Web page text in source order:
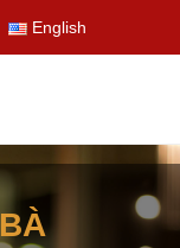
English